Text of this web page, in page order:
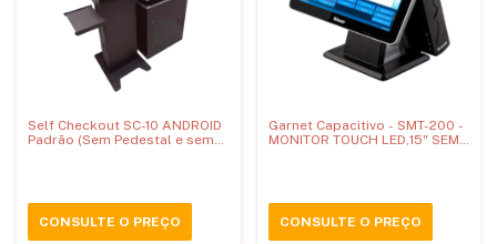
Self Checkout SC-10 ANDROID
Padrão (Sem Pedestal e sem
CONSULTE O PREÇO
Garnet Capacitivo - SMT-200 -
MONITOR TOUCH LED,15" SEM
CONSULTE O PREÇO